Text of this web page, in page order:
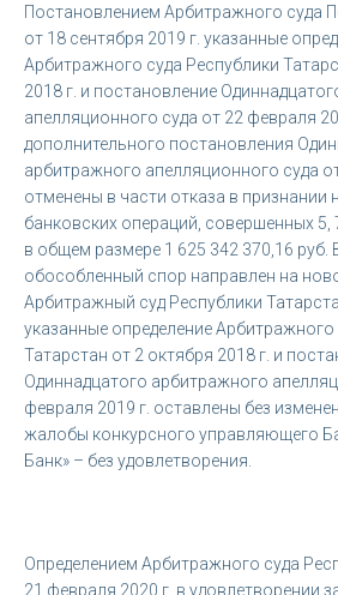
Постановлением Арбитражного суда
от 18 сентября 2019 г. указанные
Арбитражного суда Республики
2018 г. и постановление
апелляционного суда от 22 февраля
дополнительного постановления
арбитражного апелляционного суда
отменены в части отказа в признании
банковских операций, совершенных 5,
в общем размере 1 625 342 370,16 руб.
обособленный спор направлен на
Арбитражный суд Республики
указанные определение Арбитражного
Татарстан от 2 октября 2018 г. и
Одиннадцатого арбитражного
февраля 2019 г. оставлены без
жалобы конкурсного управляющего
Банк» – без удовлетворения.
Определением Арбитражного суда
21 февраля 2020 г. в удовлетворении